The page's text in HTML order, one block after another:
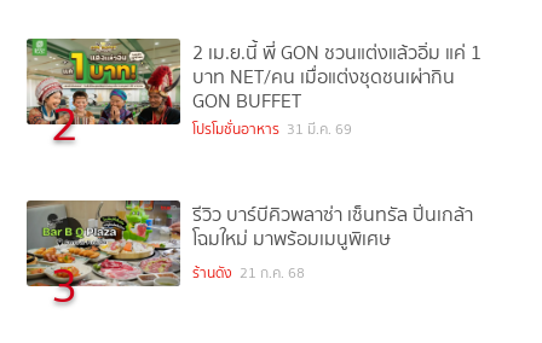
2
2 เม.ย.นี้ พี่ GON ชวนแต่งแล้วอิ่ม แค่ 1
บาท NET/คน เมื่อแต่งชุดชนเผ่ากิน
GON BUFFET
โปรโมชั่นอาหาร 31 มี.ค. 69
3
รีวิว บาร์บีคิวพลาซ่า เซ็นทรัล ปิ่นเกล้า
โฉมใหม่ มาพร้อมเมนูพิเศษ
ร้านดัง 21 ก.ค. 68